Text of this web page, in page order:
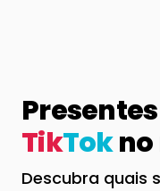
TikTokno
Descubra quais